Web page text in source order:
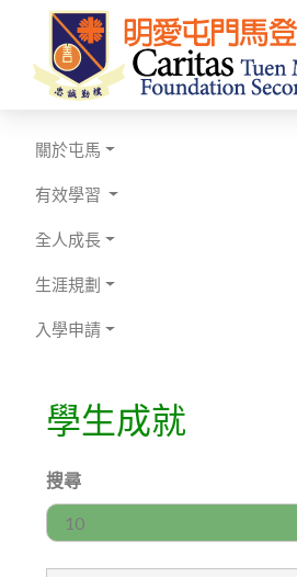
關於屯馬
有效學習
全人成長
生涯規劃
入學申請
學生成就
搜尋
每頁顯示條數